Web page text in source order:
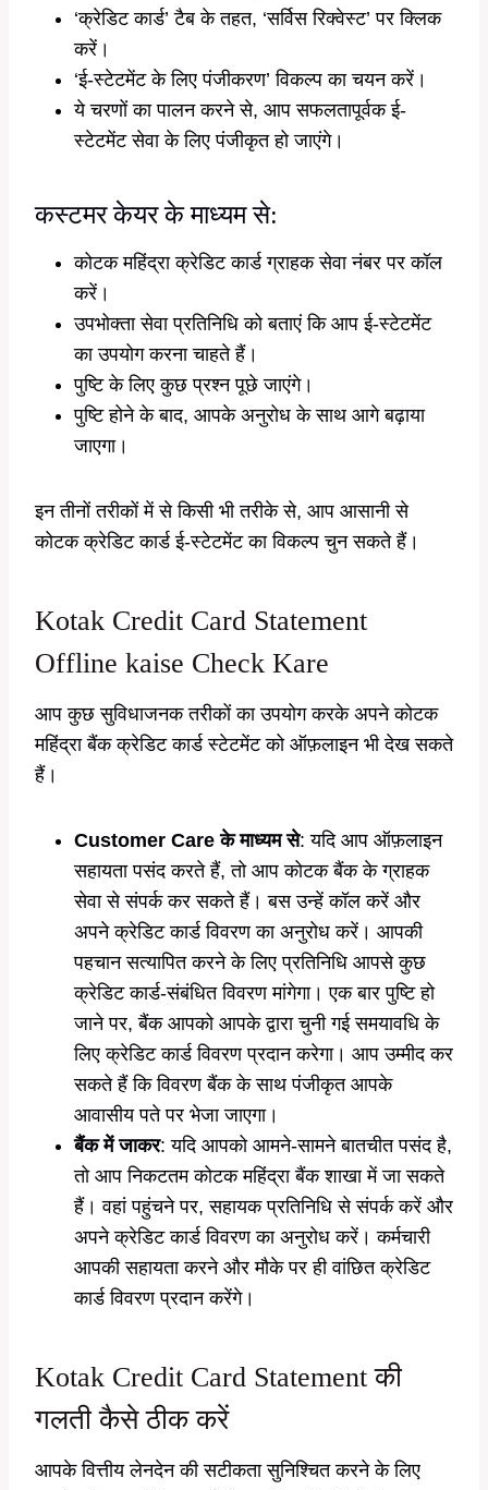
‘क्रेडिट कार्ड’ टैब के तहत, ‘सर्विस रिक्वेस्ट’ पर क्लिक
करें।
‘ई-स्टेटमेंट के लिए पंजीकरण’ विकल्प का चयन करें।
ये चरणों का पालन करने से, आप सफलतापूर्वक ई-
स्टेटमेंट सेवा के लिए पंजीकृत हो जाएंगे।
कस्टमर केयर के माध्यम से:
कोटक महिंद्रा क्रेडिट कार्ड ग्राहक सेवा नंबर पर कॉल
करें।
उपभोक्ता सेवा प्रतिनिधि को बताएं कि आप ई-स्टेटमेंट
का उपयोग करना चाहते हैं।
पुष्टि के लिए कुछ प्रश्न पूछे जाएंगे।
पुष्टि होने के बाद, आपके अनुरोध के साथ आगे बढ़ाया
जाएगा।
इन तीनों तरीकों में से किसी भी तरीके से, आप आसानी से
कोटक क्रेडिट कार्ड ई-स्टेटमेंट का विकल्प चुन सकते हैं।
Kotak Credit Card Statement
Offline kaise Check Kare
आप कुछ सुविधाजनक तरीकों का उपयोग करके अपने कोटक
महिंद्रा बैंक क्रेडिट कार्ड स्टेटमेंट को ऑफ़लाइन भी देख सकते
हैं।
Customer Care के माध्यम से: यदि आप ऑफ़लाइन
सहायता पसंद करते हैं, तो आप कोटक बैंक के ग्राहक
सेवा से संपर्क कर सकते हैं। बस उन्हें कॉल करें और
अपने क्रेडिट कार्ड विवरण का अनुरोध करें। आपकी
पहचान सत्यापित करने के लिए प्रतिनिधि आपसे कुछ
क्रेडिट कार्ड-संबंधित विवरण मांगेगा। एक बार पुष्टि हो
जाने पर, बैंक आपको आपके द्वारा चुनी गई समयावधि के
लिए क्रेडिट कार्ड विवरण प्रदान करेगा। आप उम्मीद कर
सकते हैं कि विवरण बैंक के साथ पंजीकृत आपके
आवासीय पते पर भेजा जाएगा।
बैंक में जाकर: यदि आपको आमने-सामने बातचीत पसंद है,
तो आप निकटतम कोटक महिंद्रा बैंक शाखा में जा सकते
हैं। वहां पहुंचने पर, सहायक प्रतिनिधि से संपर्क करें और
अपने क्रेडिट कार्ड विवरण का अनुरोध करें। कर्मचारी
आपकी सहायता करने और मौके पर ही वांछित क्रेडिट
कार्ड विवरण प्रदान करेंगे।
Kotak Credit Card Statement की
गलती कैसे ठीक करें
आपके वित्तीय लेनदेन की सटीकता सुनिश्चित करने के लिए